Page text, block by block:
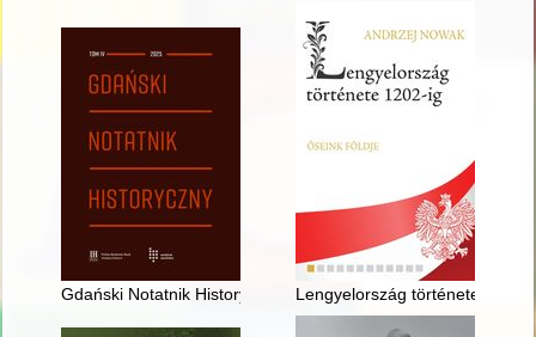
Gdański Notatnik Historyczny. T. 4 (2025)Lengyelország története 1202-